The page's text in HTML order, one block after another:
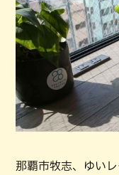
那覇市牧志、ゆい